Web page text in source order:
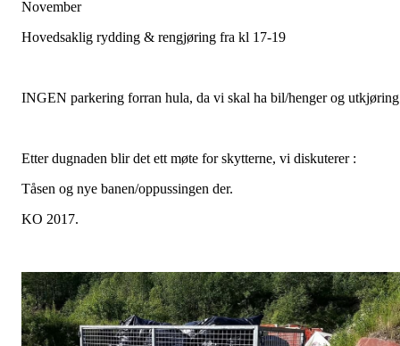
November
Hovedsaklig rydding & rengjøring fra kl 17-19
INGEN parkering forran hula, da vi skal ha bil/henger og utkjøring
Etter dugnaden blir det ett møte for skytterne, vi diskuterer :
Tåsen og nye banen/oppussingen der.
KO 2017.